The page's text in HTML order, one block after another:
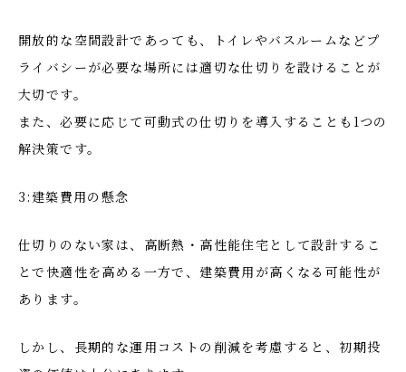
開放的な空間設計であっても、トイレやバスルームなどプ
ライバシーが必要な場所には適切な仕切りを設けることが
大切です。
また、必要に応じて可動式の仕切りを導入することも1つの
解決策です。
3:建築費用の懸念
仕切りのない家は、高断熱・高性能住宅として設計するこ
とで快適性を高める一方で、建築費用が高くなる可能性が
あります。
しかし、長期的な運用コストの削減を考慮すると、初期投